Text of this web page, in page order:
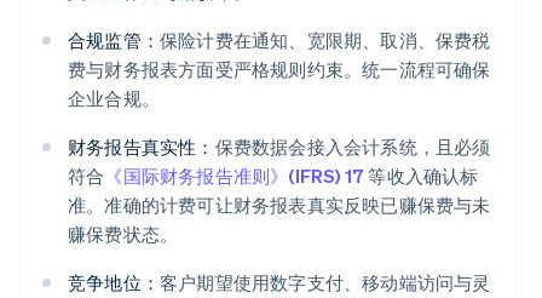
合规监管： 保险计费在通知、宽限期、取消、保费税
费与财务报表方面受严格规则约束。统一流程可确保
企业合规。
财务报告真实性： 保费数据会接入会计系统，且必须
符合 《国际财务报告准则》(IFRS) 17 等收入确认标
准。准确的计费可让财务报表真实反映已赚保费与未
赚保费状态。
竞争地位： 客户期望使用数字支付、移动端访问与灵